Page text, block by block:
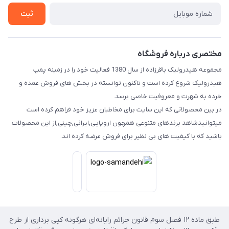
ثبت
مختصری درباره فروشگاه
مجموعه هیدرولیک باقرزاده از سال 1380 فعالیت خود را در زمینه پمپ
هیدرولیک شروع کرده است و تاکنون توانسته در بخش های فروش عمده و
خرده به شهرت و معروفیت خاصی برسد.
در بین محصولاتی که این سایت برای مخاطبان عزیز خود فراهم کرده است
میتوانیدشاهد برندهای متنوعی همچون اروپایی,ایرانی,چینی,از این محصولات
باشید که با کیفیت های بی نظیر برای فروش عرضه کرده اند.
طبق ماده ۱۲ فصل سوم قانون جرائم رایانه‌ای هرگونه کپی برداری از طرح